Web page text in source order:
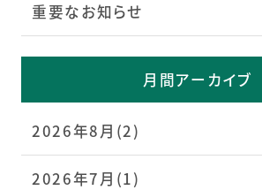
重要なお知らせ
月間アーカイブ
2026年8月(2)
2026年7月(1)